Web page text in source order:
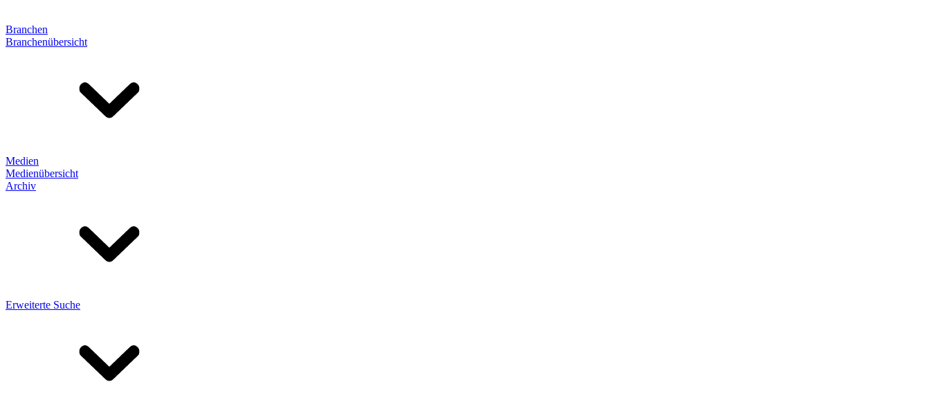
Branchen
Branchenübersicht
Medien
Medienübersicht
Archiv
Erweiterte Suche